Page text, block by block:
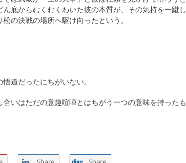
底からむくむくわいた彼の本質が、その気持を一蹴し
の決戦の場所へ駆け向ったという。
道だったにちがいない。
いはただの意趣喧嘩とはちがう一つの意味を持ったも